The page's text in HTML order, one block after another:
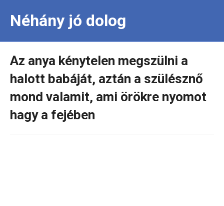
Néhány jó dolog
Az anya kénytelen megszülni a
halott babáját, aztán a szülésznő
mond valamit, ami örökre nyomot
hagy a fejében